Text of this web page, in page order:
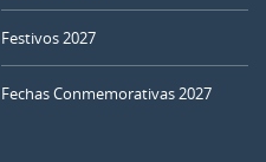
Festivos 2027
Fechas Conmemorativas 2027